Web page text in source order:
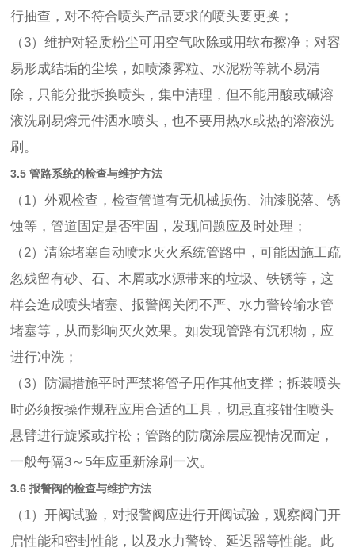
行抽查，对不符合喷头产品要求的喷头要更换；
（3）维护对轻质粉尘可用空气吹除或用软布擦净；对容
易形成结垢的尘埃，如喷漆雾粒、水泥粉等就不易清
除，只能分批拆换喷头，集中清理，但不能用酸或碱溶
液洗刷易熔元件洒水喷头，也不要用热水或热的溶液洗
刷。
3.5 管路系统的检查与维护方法
（1）外观检查，检查管道有无机械损伤、油漆脱落、锈
蚀等，管道固定是否牢固，发现问题应及时处理；
（2）清除堵塞自动喷水灭火系统管路中，可能因施工疏
忽残留有砂、石、木屑或水源带来的垃圾、铁锈等，这
样会造成喷头堵塞、报警阀关闭不严、水力警铃输水管
堵塞等，从而影响灭火效果。如发现管路有沉积物，应
进行冲洗；
（3）防漏措施平时严禁将管子用作其他支撑；拆装喷头
时必须按操作规程应用合适的工具，切忌直接钳住喷头
悬臂进行旋紧或拧松；管路的防腐涂层应视情况而定，
一般每隔3～5年应重新涂刷一次。
3.6 报警阀的检查与维护方法
（1）开阀试验，对报警阀应进行开阀试验，观察阀门开
启性能和密封性能，以及水力警铃、延迟器等性能。此